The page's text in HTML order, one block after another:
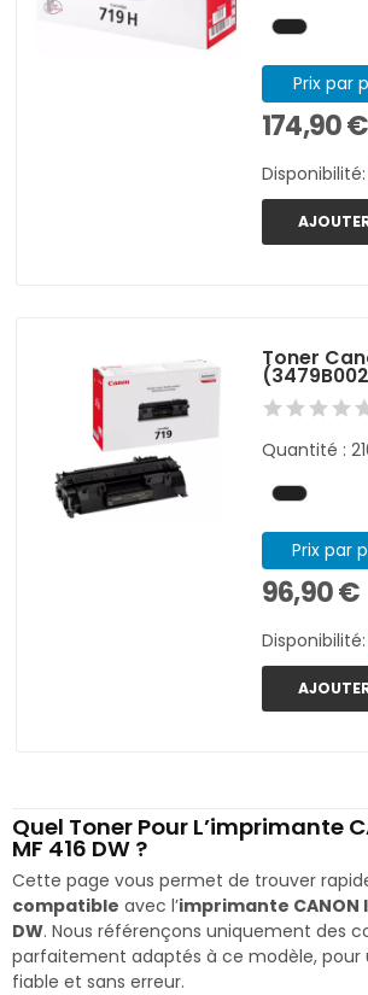
Prix par
174,90 €
Disponibilité:
Toner
Quantité :
Prix par
96,90 €
Disponibilité:
Quel Toner Pour L’imprimante
MF 416 DW ?
Cette page vous permet de trouver
compatible avec l’imprimante CANON I
DW. Nous référençons uniquement des
parfaitement adaptés à ce modèle, pour
fiable et sans erreur.